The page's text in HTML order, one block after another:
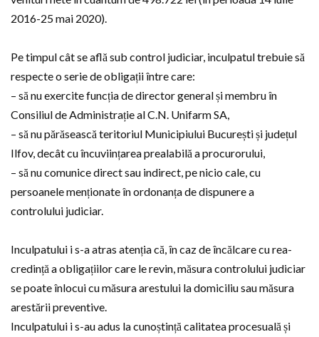
2016-25 mai 2020).
Pe timpul cât se află sub control judiciar, inculpatul trebuie să
respecte o serie de obligații între care:
– să nu exercite funcția de director general și membru în
Consiliul de Administrație al C.N. Unifarm SA,
– să nu părăsească teritoriul Municipiului București și județul
Ilfov, decât cu încuviințarea prealabilă a procurorului,
– să nu comunice direct sau indirect, pe nicio cale, cu
persoanele menționate în ordonanța de dispunere a
controlului judiciar.
Inculpatului i s-a atras atenția că, în caz de încălcare cu rea-
credință a obligațiilor care le revin, măsura controlului judiciar
se poate înlocui cu măsura arestului la domiciliu sau măsura
arestării preventive.
Inculpatului i s-au adus la cunoștință calitatea procesuală și